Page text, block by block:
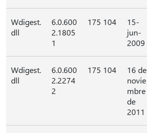
Wdigest.
dll
6.0.600
2.1805
1
175 104
15-
jun-
2009
Wdigest.
dll
6.0.600
2.2274
2
175 104
16 de
novie
mbre
de
2011